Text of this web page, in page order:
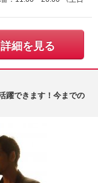
詳細を見る
躍できます！今までの